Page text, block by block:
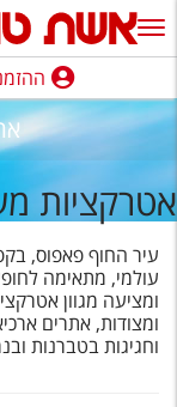
ההזמנות שלי
נופש בארץ
חופשה לפי
מלונות באילת
טיולים מאורגנים
סגנונות טיול
אטרקציות
עיר החוף פאפוס,
עולמי, מתאימה
ומציעה מגוון
ומצודות, אתרים
וחגיגות בטברנות